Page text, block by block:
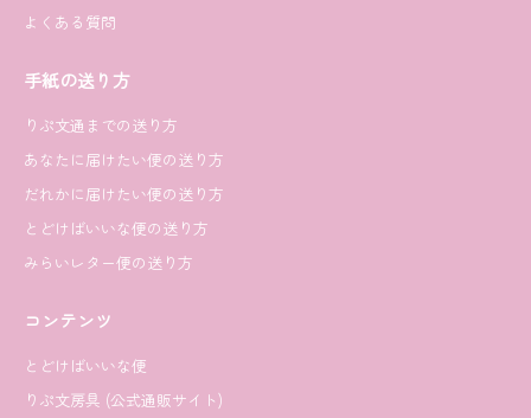
よくある質問
手紙の送り方
りぷ文通までの送り方
あなたに届けたい便の送り方
だれかに届けたい便の送り方
とどけばいいな便の送り方
みらいレター便の送り方
コンテンツ
とどけばいいな便
りぷ文房具 (公式通販サイト)